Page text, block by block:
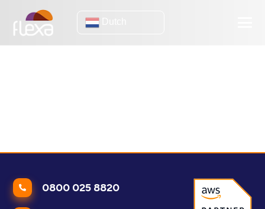
Dutch
0800 025 8820